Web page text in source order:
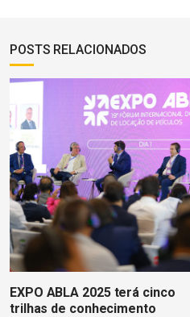
POSTS RELACIONADOS
EXPO ABLA 2025 terá cinco
trilhas de conhecimento